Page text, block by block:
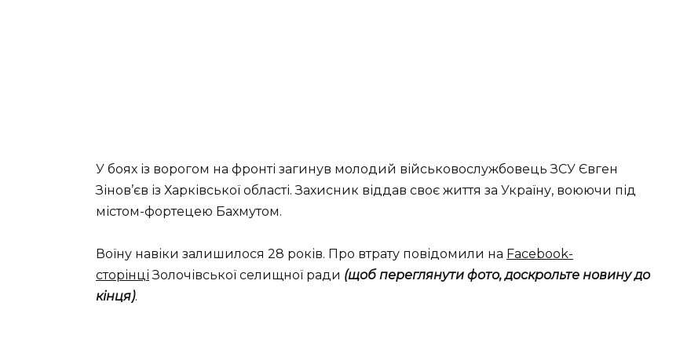
У боях із ворогом на фронті загинув молодий військовослужбовець ЗСУ Євген
Зінов’єв із Харківської області. Захисник віддав своє життя за Україну, воюючи під
містом-фортецею Бахмутом.
Воїну навіки залишилося 28 років. Про втрату повідомили на Facebook-
сторінці Золочівської селищної ради (щоб переглянути фото, доскрольте новину до
кінця).